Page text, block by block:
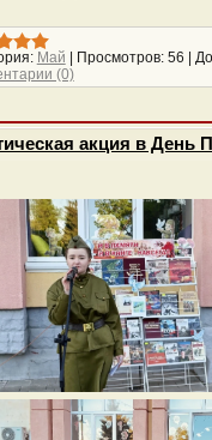
Май Просмотров: 56
(0)
акция в День